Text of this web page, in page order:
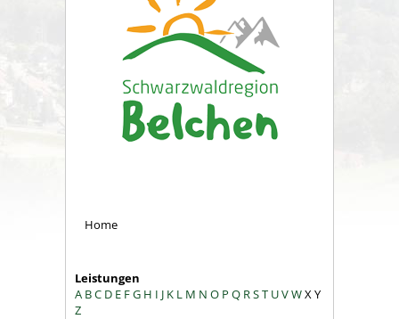
Home
Leistungen
A BC D E FG H I J K L M N O P Q RST UVWXY
Z